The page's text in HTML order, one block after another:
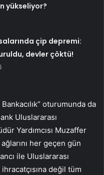
yükseliyor?
çip depremi:
devler çöktü!
oturumunda da
Uluslararası
Yardımcısı Muzaffer
her geçen gün
ile Uluslararası
değil tüm